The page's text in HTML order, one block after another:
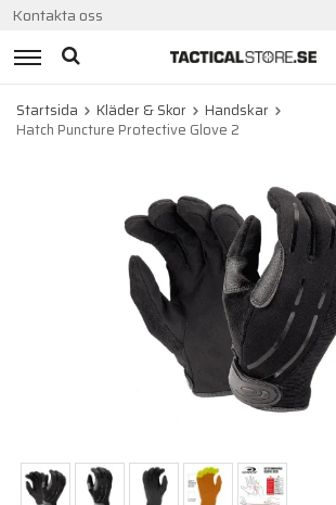
Kontakta oss
Startsida Kläder & Skor
Handskar
Hatch Puncture Protective Glove 2